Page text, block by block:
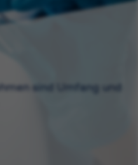
sind Umfang und